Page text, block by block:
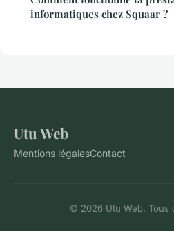
informatiques chez Squaar ?
Utu Web
Mentions légalesContact
© 2026 Utu Web. Tous